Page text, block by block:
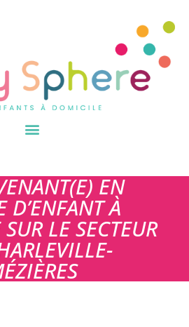
EN
D’ENFANT À
LE SECTEUR